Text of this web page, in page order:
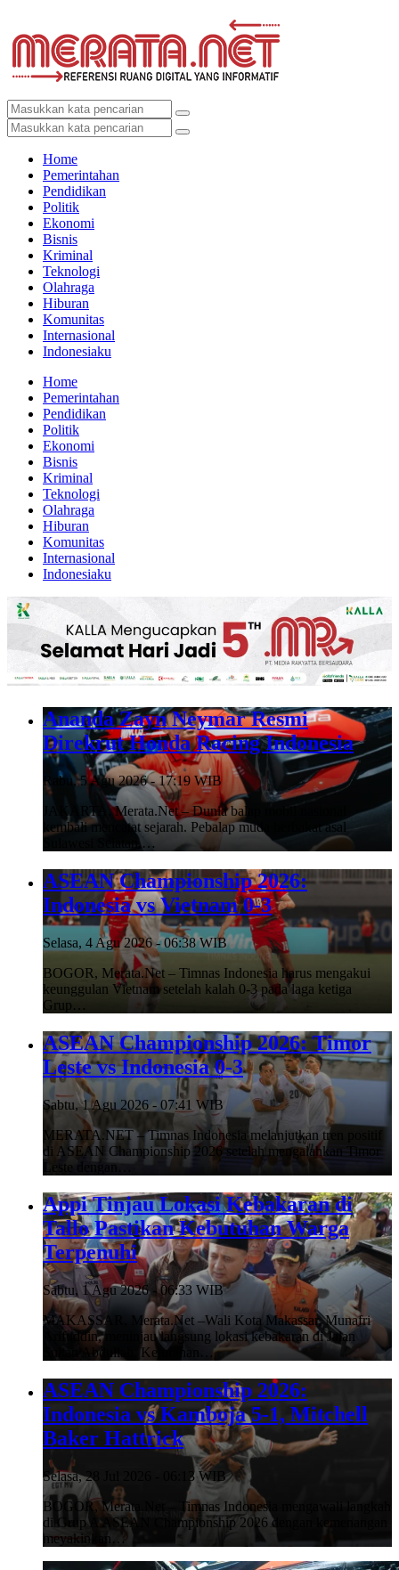
Home
Pemerintahan
Pendidikan
Politik
Ekonomi
Bisnis
Kriminal
Teknologi
Olahraga
Hiburan
Komunitas
Internasional
Indonesiaku
Home
Pemerintahan
Pendidikan
Politik
Ekonomi
Bisnis
Kriminal
Teknologi
Olahraga
Hiburan
Komunitas
Internasional
Indonesiaku
Ananda Zayn Neymar Resmi
Direkrut Honda Racing Indonesia
Rabu, 5 Agu 2026 - 17:19 WIB
JAKARTA, Merata.Net – Dunia balap mobil nasional
kembali mencatat sejarah. Pebalap muda berbakat asal
Sulawesi Selatan,…
ASEAN Championship 2026:
Indonesia vs Vietnam 0-3
Selasa, 4 Agu 2026 - 06:38 WIB
BOGOR, Merata.Net – Timnas Indonesia harus mengakui
keunggulan Vietnam setelah kalah 0-3 pada laga ketiga
Grup…
ASEAN Championship 2026: Timor
Leste vs Indonesia 0-3
Sabtu, 1 Agu 2026 - 07:41 WIB
MERATA.NET – Timnas Indonesia melanjutkan tren positif
di ASEAN Championship 2026 setelah mengalahkan Timor
Leste dengan…
Appi Tinjau Lokasi Kebakaran di
Tallo Pastikan Kebutuhan Warga
Terpenuhi
Sabtu, 1 Agu 2026 - 06:33 WIB
MAKASSAR, Merata.Net –Wali Kota Makassar, Munafri
Arifuddin, meninjau langsung lokasi kebakaran di Jalan
Sultan Abdullah, Kelurahan…
ASEAN Championship 2026:
Indonesia vs Kamboja 5-1, Mitchell
Baker Hattrick
Selasa, 28 Jul 2026 - 06:13 WIB
BOGOR, Merata.Net – Timnas Indonesia mengawali langkah
di Grup A ASEAN Championship 2026 dengan kemenangan
meyakinkan…